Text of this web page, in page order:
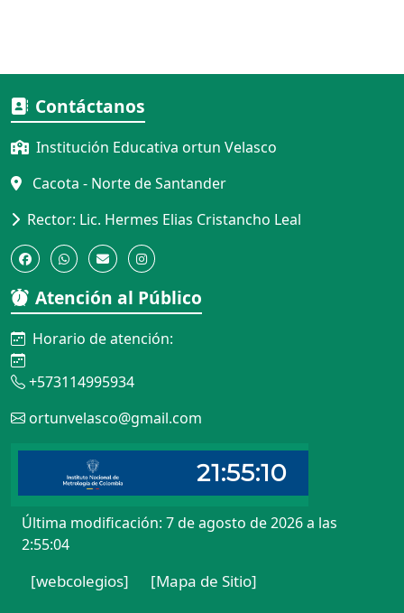
Contáctanos
Institución Educativa ortun Velasco
Cacota - Norte de Santander
Rector: Lic. Hermes Elias Cristancho Leal
Atención al Público
Horario de atención:
+573114995934
ortunvelasco@gmail.com
Última modificación: 7 de agosto de 2026 a las
2:55:04
[webcolegios] [Mapa de Sitio]